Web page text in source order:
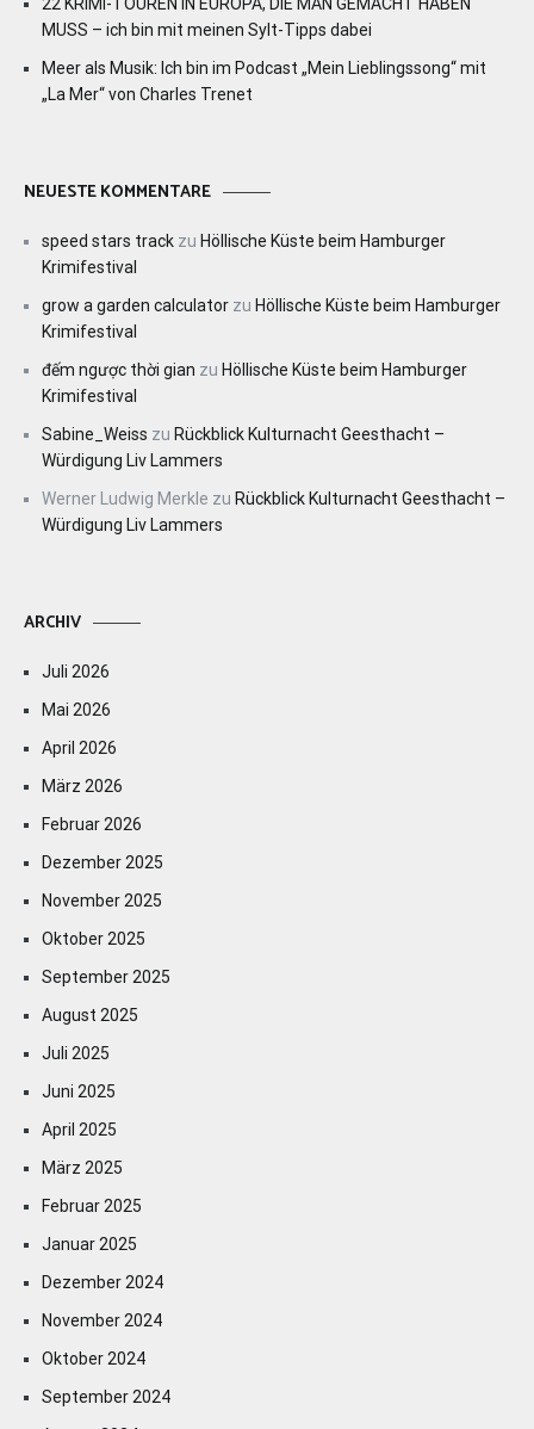
MUSS – ich bin mit meinen Sylt-Tipps dabei
Meer als Musik: Ich bin im Podcast „Mein Lieblingssong“ mit
„La Mer“ von Charles Trenet
NEUESTE KOMMENTARE
speed stars track zu Höllische Küste beim Hamburger
Krimifestival
grow a garden calculator zu Höllische Küste beim Hamburger
Krimifestival
đếm ngược thời gian zu Höllische Küste beim Hamburger
Krimifestival
Sabine_Weiss zu Rückblick Kulturnacht Geesthacht –
Würdigung Liv Lammers
Werner Ludwig Merkle zu Rückblick Kulturnacht Geesthacht –
Würdigung Liv Lammers
ARCHIV
Juli 2026
Mai 2026
April 2026
März 2026
Februar 2026
Dezember 2025
November 2025
Oktober 2025
September 2025
August 2025
Juli 2025
Juni 2025
April 2025
März 2025
Februar 2025
Januar 2025
Dezember 2024
November 2024
Oktober 2024
September 2024